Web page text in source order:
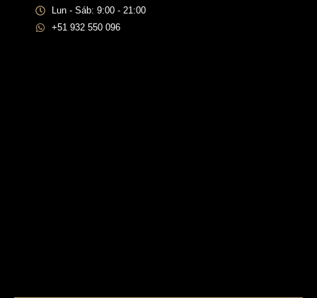
Lun - Sáb: 9:00 - 21:00
+51 932 550 096